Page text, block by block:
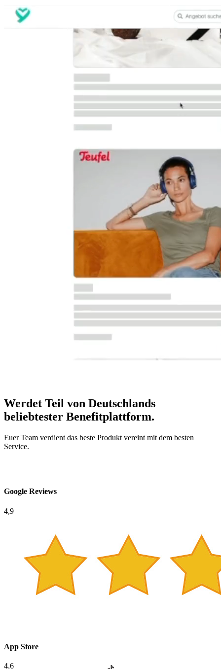
Werdet Teil von Deutschlands
beliebtester Benefitplattform.
Euer Team verdient das beste Produkt vereint mit dem besten
Service.
Google Reviews
4,9
App Store
4,6